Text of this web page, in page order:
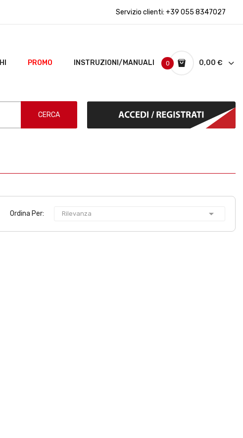
Servizio clienti: +39 055 8347027
PROMO INSTRUZIONI/MANUALI 0 0,00 €
CERCA
Ordina Per: Rilevanza 